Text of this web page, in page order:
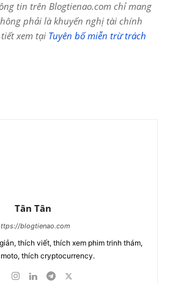
tin trên Blogtienao.com chỉ mang
phải là khuyến nghị tài chính
xem tại Tuyên bố miễn trừ trách
Tân Tân
blogtienao.com
thích viết, thích xem phim trinh thám,
thích cryptocurrency.